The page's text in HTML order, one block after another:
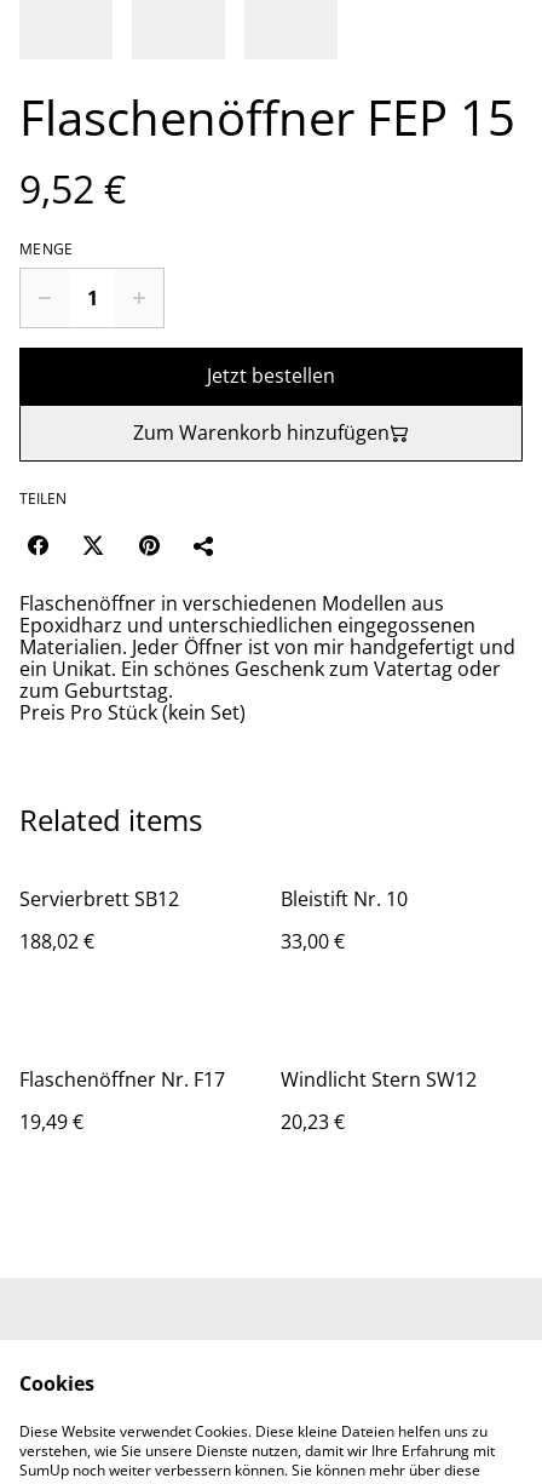
Flaschenöffner FEP 15
9,52 €
MENGE
Jetzt bestellen
Zum Warenkorb hinzufügen
TEILEN
Flaschenöffner in verschiedenen Modellen aus
Epoxidharz und unterschiedlichen eingegossenen
Materialien. Jeder Öffner ist von mir handgefertigt und
ein Unikat. Ein schönes Geschenk zum Vatertag oder
zum Geburtstag.
Preis Pro Stück (kein Set)
Related items
Servierbrett SB12
188,02 €
Bleistift Nr. 10
33,00 €
Flaschenöffner Nr. F17
19,49 €
Windlicht Stern SW12
20,23 €
Kontakt
Allgemeine
g
Cookie Policy
Cookies
Diese Website verwendet Cookies. Diese kleine Dateien helfen uns zu
verstehen, wie Sie unsere Dienste nutzen, damit wir Ihre Erfahrung mit
SumUp noch weiter verbessern können. Sie können mehr über diese